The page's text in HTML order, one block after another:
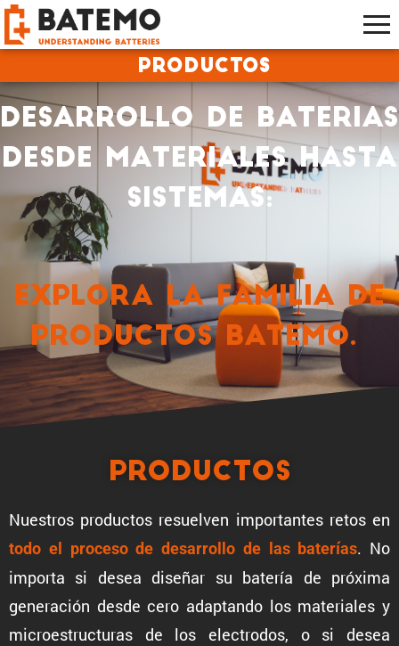
Productos
Desarrollo de baterias
desde materiales hasta
sistemas:
Explora la familia de
productos Batemo.
Productos
Nuestros productos resuelven impor­tantes retos en
todo el proceso de desarrollo de las baterías. No
importa si desea diseñar su batería de próxima
genera­ción desde cero adaptando los materiales y
micro­es­truc­turas de los electrodos, o si desea